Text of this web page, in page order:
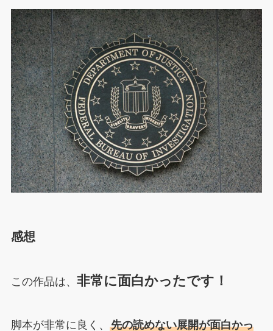
感想
この作品は、 非常に面白かったです！
脚本が非常に良く、 先の読めない展開が面白かっ